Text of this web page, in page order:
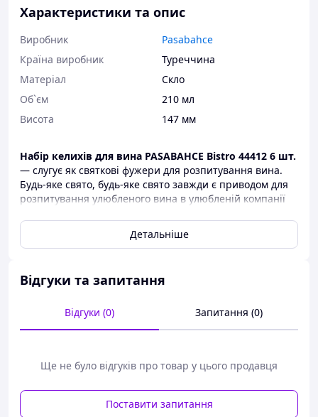
Характеристики та опис
Виробник
Pasabahce
Країна виробник
Туреччина
Матеріал
Скло
Об`єм
210 мл
Висота
147 мм
Набір келихів для вина PASABAHCE Bistro 44412 6 шт.
— слугує як святкові фужери для розпитування вина.
Будь-яке свято, будь-яке свято завжди є приводом для
розпитування улюбленого вина в улюбленій компанії
зроблять улюблений напій ще смачнішим.
Набір келихів для вина Bistro 44412складається із 6
спиртний напій, підходять певні келихи, саме ці келихи
придатні для розпитування вина. Вони мають
витончену гарну форму, золоте обрамлення верхнім
контуром келихів. Такі келихи завжди стануть гідною
прикрасою будь-якого святкового столу.
інтернет-магазині allens.com.ua за найнижчими
Детальніше
Відгуки та запитання
Відгуки (0) Запитання (0)
Ще не було відгуків про товар у цього продавця
Поставити запитання